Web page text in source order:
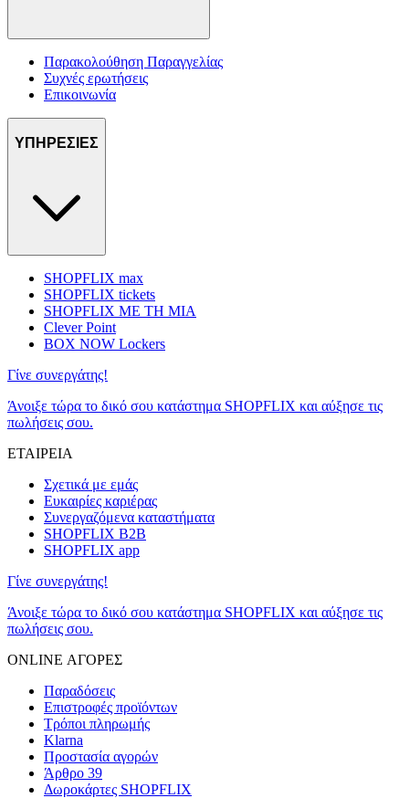
Παρακολούθηση Παραγγελίας
Συχνές ερωτήσεις
Επικοινωνία
ΥΠΗΡΕΣΙΕΣ
SHOPFLIX max
SHOPFLIX tickets
SHOPFLIX ΜΕ ΤΗ ΜΙΑ
Clever Point
BOX NOW Lockers
Γίνε συνεργάτης!
Άνοιξε τώρα το δικό σου κατάστημα SHOPFLIX και αύξησε τις
πωλήσεις σου.
ΕΤΑΙΡΕΙΑ
Σχετικά με εμάς
Ευκαιρίες καριέρας
Συνεργαζόμενα καταστήματα
SHOPFLIX B2B
SHOPFLIX app
Γίνε συνεργάτης!
Άνοιξε τώρα το δικό σου κατάστημα SHOPFLIX και αύξησε τις
πωλήσεις σου.
ONLINE ΑΓΟΡΕΣ
Παραδόσεις
Επιστροφές προϊόντων
Τρόποι πληρωμής
Klarna
Προστασία αγορών
Άρθρο 39
Δωροκάρτες SHOPFLIX